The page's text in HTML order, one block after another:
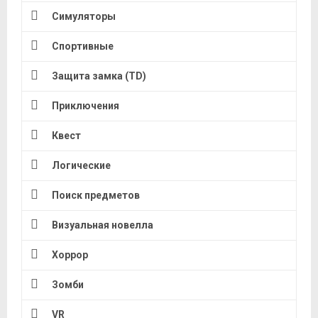
Симуляторы
Спортивные
Защита замка (TD)
Приключения
Квест
Логические
Поиск предметов
Визуальная новелла
Хоррор
Зомби
VR